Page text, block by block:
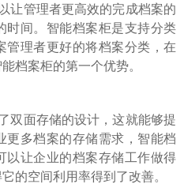
让管理者更高效的完成档案的
时间。智能档案柜是支持分类
管理者更好的将档案分类，在
档案柜的第一个优势。
双面存储的设计，这就能够提
更多档案的存储需求，智能档
以让企业的档案存储工作做得
的空间利用率得到了改善。